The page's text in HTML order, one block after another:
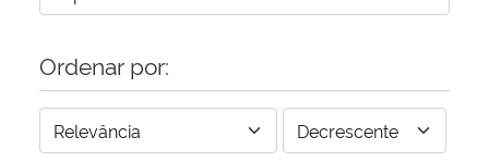
Ordenar por: